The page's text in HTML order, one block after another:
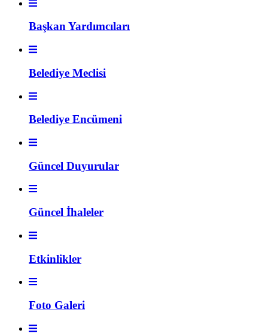
Başkan Yardımcıları
Belediye Meclisi
Belediye Encümeni
Güncel Duyurular
Güncel İhaleler
Etkinlikler
Foto Galeri